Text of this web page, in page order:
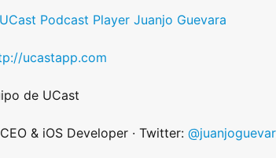
UCast Podcast Player Juanjo Guevara
ucastapp.com
de UCast
& iOS Developer · Twitter: